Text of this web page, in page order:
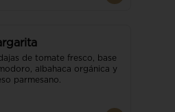
de tomate fresco, base
albahaca orgánica y
parmesano.